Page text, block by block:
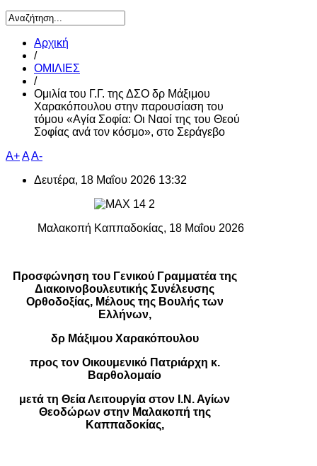
Αρχική
/
ΟΜΙΛΙΕΣ
/
Ομιλία του Γ.Γ. της ΔΣΟ δρ Μάξιμου
Χαρακόπουλου στην παρουσίαση του
τόμου «Αγία Σοφία: Οι Ναοί της του Θεού
Σοφίας ανά τον κόσμο», στο Σεράγεβο
A+AA-
Δευτέρα, 18 Μαΐου 2026 13:32
Μαλακοπή Καππαδοκίας, 18 Μαΐου 2026
Προσφώνηση του Γενικού Γραμματέα της
Διακοινοβουλευτικής Συνέλευσης
Ορθοδοξίας, Μέλους της Βουλής των
Ελλήνων,
δρ Μάξιμου Χαρακόπουλου
προς τον Οικουμενικό Πατριάρχη κ.
Βαρθολομαίο
μετά τη Θεία Λειτουργία στον Ι.Ν. Αγίων
Θεοδώρων στην Μαλακοπή της
Καππαδοκίας,